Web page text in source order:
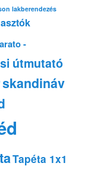
lakberendezés
-
útmutató
skandináv
Tapéta 1x1